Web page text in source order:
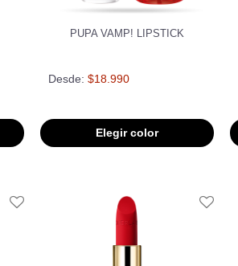
PUPA VAMP! LIPSTICK
Desde: $18.990
Elegir color